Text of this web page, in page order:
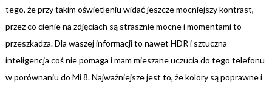
tego, że przy takim oświetleniu widać jeszcze mocniejszy kontrast,
przez co cienie na zdjęciach są strasznie mocne i momentami to
przeszkadza. Dla waszej informacji to nawet HDR i sztuczna
inteligencja coś nie pomaga i mam mieszane uczucia do tego telefonu
w porównaniu do Mi 8. Najważniejsze jest to, że kolory są poprawne i